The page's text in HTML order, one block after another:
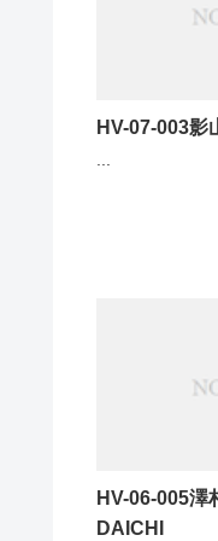
HV-07-003影
HV-06-005澤
DAICHI